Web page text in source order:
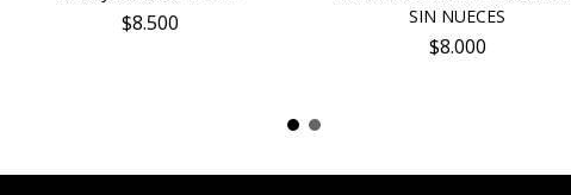
$8.500
SIN NUECES
$8.000